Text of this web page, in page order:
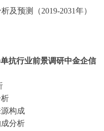
及预测（2019-2031年）
抗行业前景调研中金企信
构成
分析